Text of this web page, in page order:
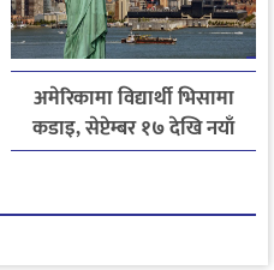
अमेरिकामा विद्यार्थी भिसामा
कडाइ, सेप्टेम्बर १७ देखि नयाँ
नियम लागू